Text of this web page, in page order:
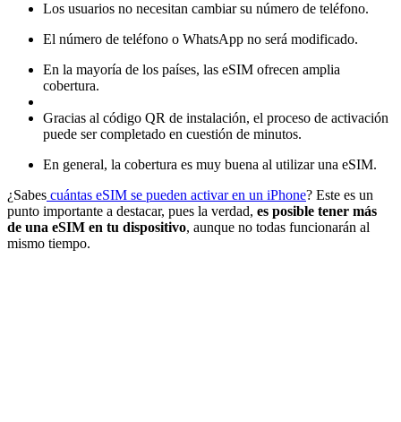
Los usuarios no necesitan cambiar su número de teléfono.
El número de teléfono o WhatsApp no será modificado.
En la mayoría de los países, las eSIM ofrecen amplia
cobertura.
Gracias al código QR de instalación, el proceso de activación
puede ser completado en cuestión de minutos.
En general, la cobertura es muy buena al utilizar una eSIM.
¿Sabes cuántas eSIM se pueden activar en un iPhone? Este es un
punto importante a destacar, pues la verdad, es posible tener más
de una eSIM en tu dispositivo, aunque no todas funcionarán al
mismo tiempo.